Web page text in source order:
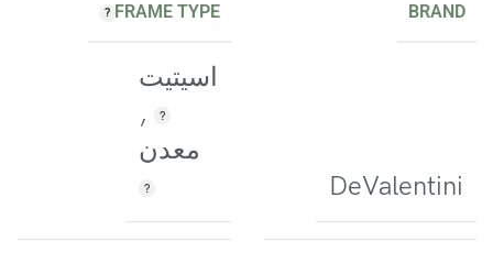
BRAND
DeValentini
FRAME TYPE
اسيتيت
,
معدن